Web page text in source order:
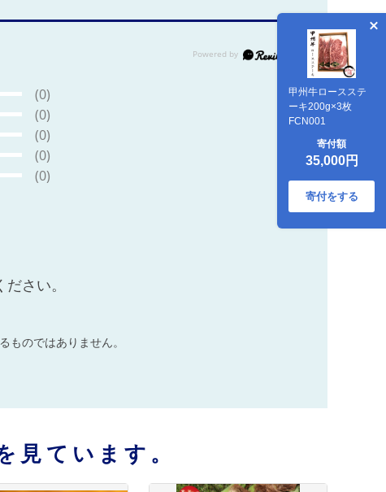
甲州牛ロースステ
ーキ200g×3枚
FCN001
寄付額
35,000円
寄付をする
(0)
(0)
(0)
(0)
(0)
さい。
ものではありません。
見ています。